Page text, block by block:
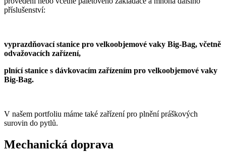
příslušenství:
vyprazdňovací stanice pro velkoobjemové vaky Big-Bag, včetně
odvažovacích zařízení,
plnící stanice s dávkovacím zařízením pro velkoobjemové vaky
Big-Bag.
V našem portfoliu máme také zařízení pro plnění práškových
surovin do pytlů.
Mechanická doprava